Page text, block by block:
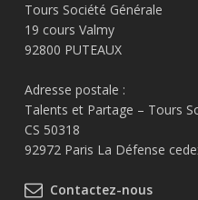
Tours Société Générale
19 cours Valmy
92800 PUTEAUX
Adresse postale :
Talents et Partage – Tours
CS 50318
92972 Paris La Défense
Contactez-nous